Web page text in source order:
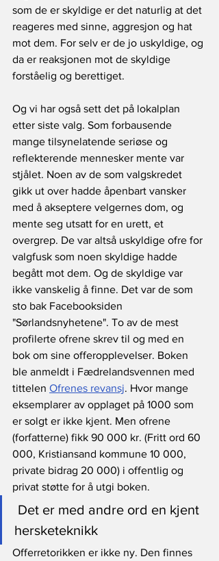
som de er skyldige er det naturlig at det
reageres med sinne, aggresjon og hat
mot dem. For selv er de jo uskyldige, og
da er reaksjonen mot de skyldige
forståelig og berettiget.
Og vi har også sett det på lokalplan
etter siste valg. Som forbausende
mange tilsynelatende seriøse og
reflekterende mennesker mente var
stjålet. Noen av de som valgskredet
gikk ut over hadde åpenbart vansker
med å akseptere velgernes dom, og
mente seg utsatt for en urett, et
overgrep. De var altså uskyldige ofre for
valgfusk som noen skyldige hadde
begått mot dem. Og de skyldige var
ikke vanskelig å finne. Det var de som
sto bak Facebooksiden
"Sørlandsnyhetene". To av de mest
profilerte ofrene skrev til og med en
bok om sine offeropplevelser. Boken
ble anmeldt i Fædrelandsvennen med
tittelen Ofrenes revansj. Hvor mange
eksemplarer av opplaget på 1000 som
er solgt er ikke kjent. Men ofrene
(forfatterne) fikk 90 000 kr. (Fritt ord 60
000, Kristiansand kommune 10 000,
private bidrag 20 000) i offentlig og
privat støtte for å utgi boken.
hersketeknikk
Offerretorikken er ikke ny. Den finnes